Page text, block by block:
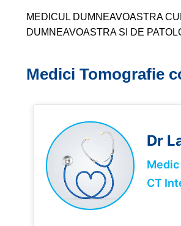
MEDICUL DUMNEAVOASTRA
DUMNEAVOASTRA SI DE
Medici Tomografie
Dr
CT